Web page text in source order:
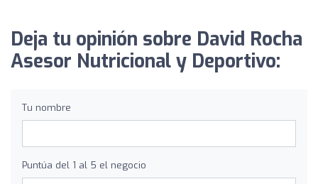
Deja tu opinión sobre David Rocha
Asesor Nutricional y Deportivo:
Tu nombre
Puntúa del 1 al 5 el negocio